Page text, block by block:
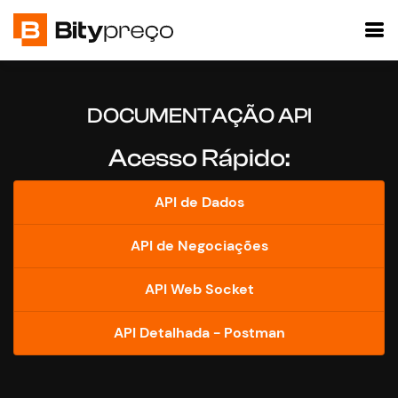
DOCUMENTAÇÃO API
Acesso Rápido:
API de Dados
API de Negociações
API Web Socket
API Detalhada - Postman